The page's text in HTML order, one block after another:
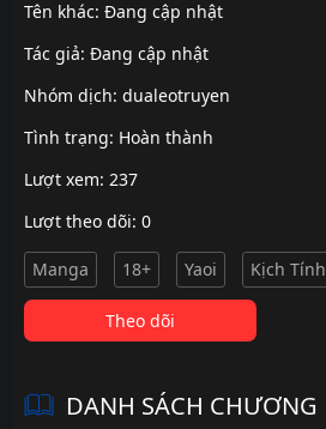
Tên khác: Đang cập nhật
Tác giả: Đang cập nhật
Nhóm dịch: dualeotruyen
Tình trạng: Hoàn thành
Lượt xem: 237
Lượt theo dõi: 0
Manga 18+ Yaoi Kịch Tính
Theo dõi
DANH SÁCH CHƯƠNG